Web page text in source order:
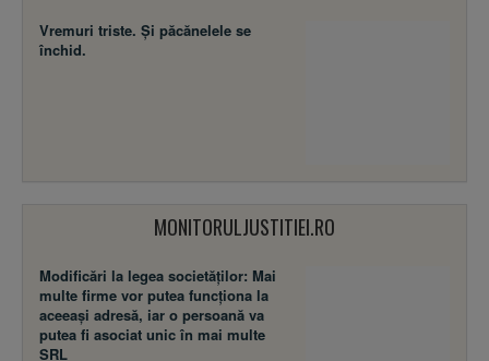
Vremuri triste. Şi păcănelele se
închid.
MONITORULJUSTITIEI.RO
Modificări la legea societăţilor: Mai
multe firme vor putea funcţiona la
aceeaşi adresă, iar o persoană va
putea fi asociat unic în mai multe
SRL